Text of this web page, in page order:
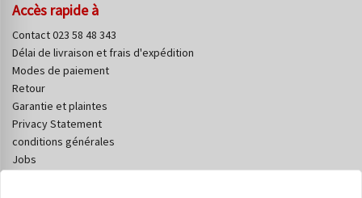
Accès rapide à
Contact 023 58 48 343
Délai de livraison et frais d'expédition
Modes de paiement
Retour
Garantie et plaintes
Privacy Statement
conditions générales
Jobs